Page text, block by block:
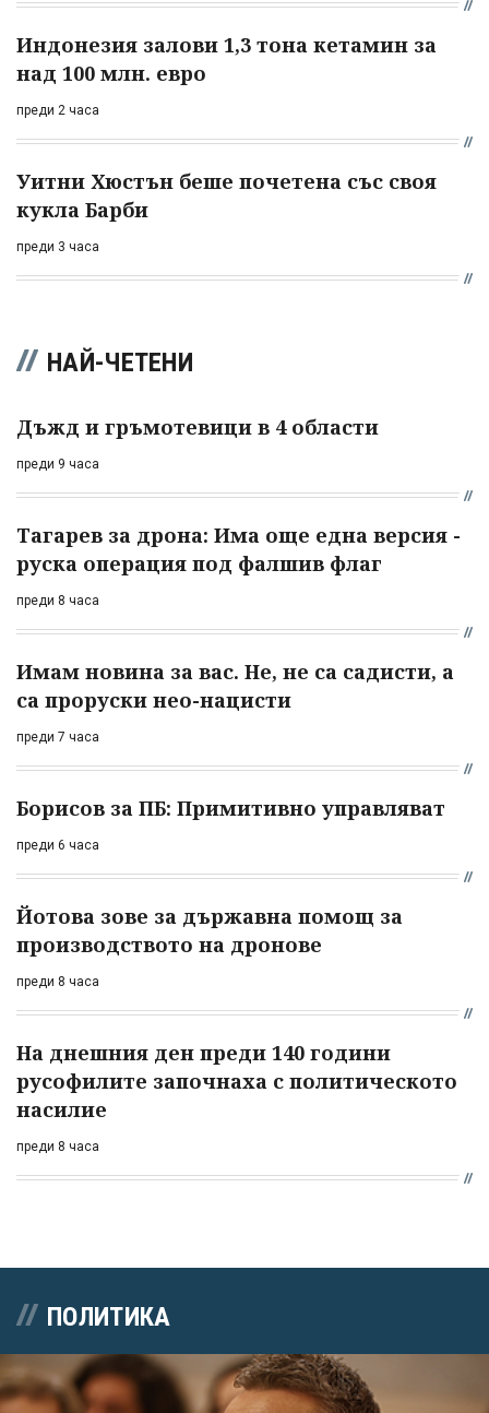
Индонезия залови 1,3 тона кетамин за
над 100 млн. евро
преди 2 часа
Уитни Хюстън беше почетена със своя
кукла Барби
преди 3 часа
НАЙ-ЧЕТЕНИ
Дъжд и гръмотевици в 4 области
преди 9 часа
Тагарев за дрона: Има още една версия -
руска операция под фалшив флаг
преди 8 часа
Имам новина за вас. Не, не са садисти, а
са проруски нео-нацисти
преди 7 часа
Борисов за ПБ: Примитивно управляват
преди 6 часа
Йотова зове за държавна помощ за
производството на дронове
преди 8 часа
На днешния ден преди 140 години
русофилите започнаха с политическото
насилие
преди 8 часа
ПОЛИТИКА